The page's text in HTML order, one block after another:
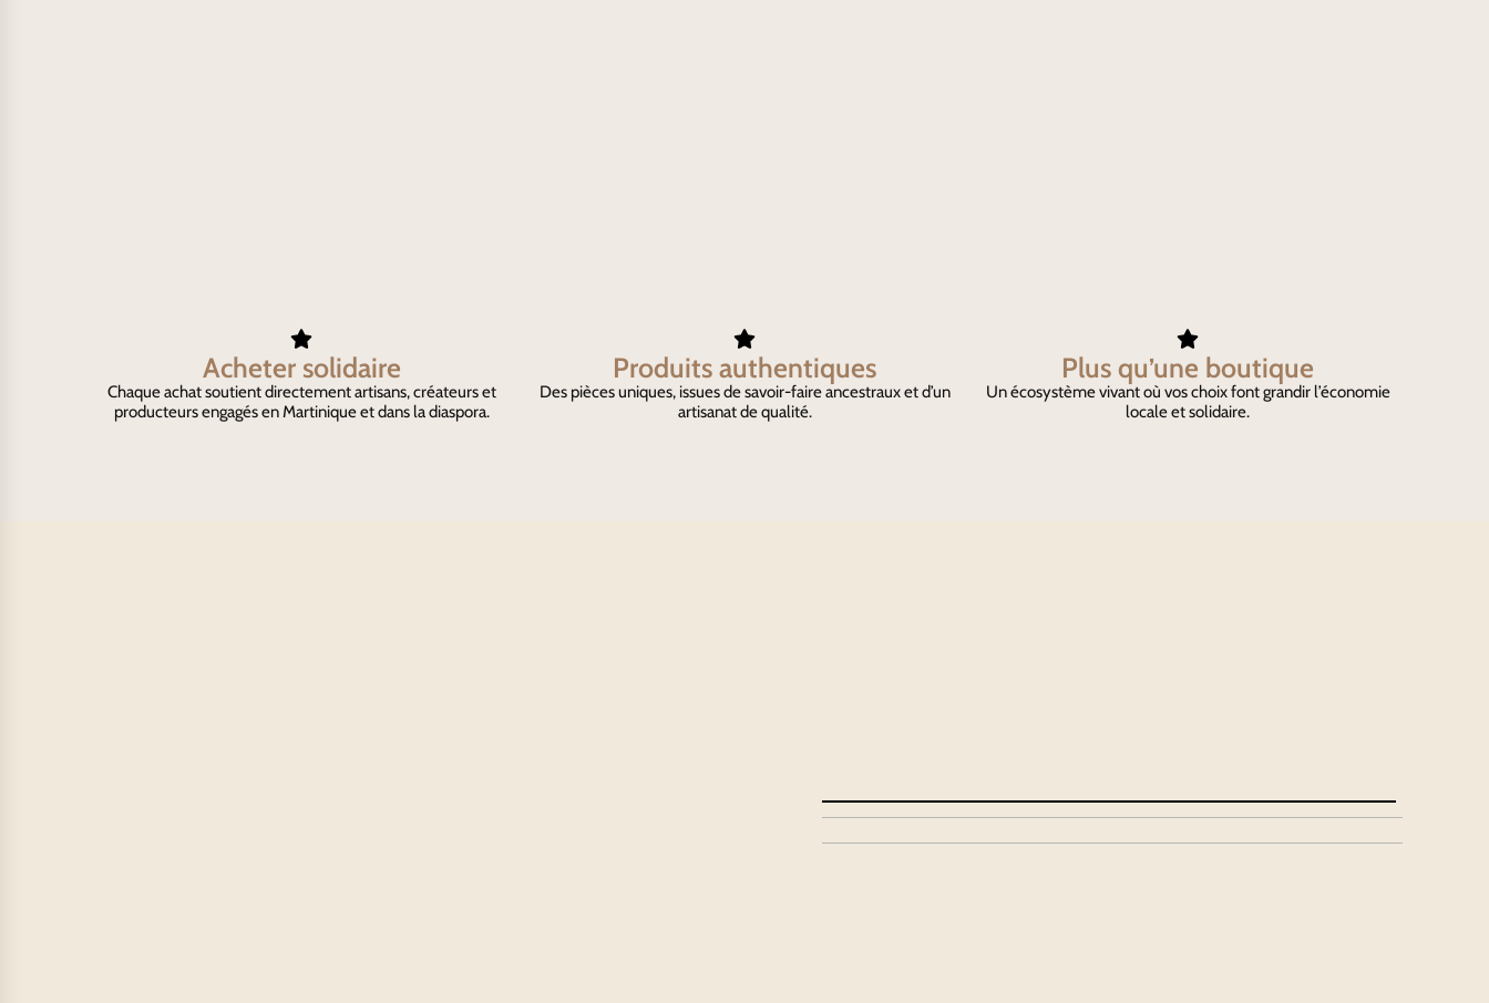
Acheter solidaire
Chaque achat soutient directement artisans, créateurs et
producteurs engagés en Martinique et dans la diaspora.
Produits authentiques
Des pièces uniques, issues de savoir-faire ancestraux et d’un
artisanat de qualité.
Plus qu’une boutique
Un écosystème vivant où vos choix font grandir l’économie
locale et solidaire.